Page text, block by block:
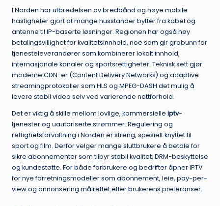
I Norden har utbredelsen av bredbånd og høye mobile
hastigheter gjort at mange husstander bytter fra kabel og
antenne til IP-baserte løsninger. Regionen har også høy
betalingsvillighet for kvalitetsinnhold, noe som gir grobunn for
tjenesteleverandører som kombinerer lokalt innhold,
internasjonale kanaler og sportsrettigheter. Teknisk sett gjør
moderne CDN-er (Content Delivery Networks) og adaptive
streamingprotokoller som HLS og MPEG-DASH det mulig å
levere stabil video selv ved varierende nettforhold.
Det er viktig å skille mellom lovlige, kommersielle iptv-
tjenester og uautoriserte strømmer. Regulering og
rettighetsforvaltning i Norden er streng, spesielt knyttet til
sport og film. Derfor velger mange sluttbrukere å betale for
sikre abonnementer som tilbyr stabil kvalitet, DRM-beskyttelse
og kundestøtte. For både forbrukere og bedrifter åpner IPTV
for nye forretningsmodeller som abonnement, leie, pay-per-
view og annonsering målrettet etter brukerens preferanser.